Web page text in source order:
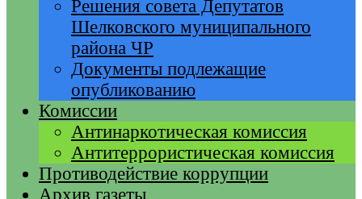
Решения совета Депутатов
Шелковского муниципального
района ЧР
Документы подлежащие
опубликованию
Комиссии
Антинаркотическая комиссия
Антитеррористическая комиссия
Противодействие коррупции
Архив газеты